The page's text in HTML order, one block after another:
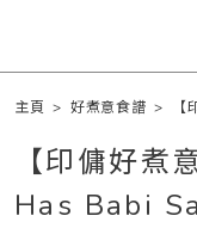
主頁 >好煮意食譜 >
【印傭好煮
Has Babi